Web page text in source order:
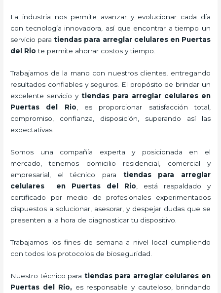
La industria nos permite avanzar y evolucionar cada día
con tecnología innovadora, así que encontrar a tiempo un
servicio paratiendas para arreglar celularesen Puertas
del Rio te permite ahorrar costos y tiempo.
Trabajamos de la mano con nuestros clientes, entregando
resultados confiables y seguros. El propósito de brindar un
excelente servicio ytiendas para arreglar celulares en
Puertas del Rio , es proporcionar satisfacción total,
compromiso, confianza, disposición, superando así las
expectativas.
Somos una compañía experta y posicionada en el
mercado, tenemos domicilio residencial, comercial y
empresarial, el técnico para tiendas para arreglar
celulares en Puertas del Rio , está respaldado y
certificado por medio de profesionales experimentados
dispuestos a solucionar, asesorar, y despejar dudas que se
presenten a la hora de diagnosticar tu dispositivo.
Trabajamos los fines de semana a nivel local cumpliendo
con todos los protocolos de bioseguridad.
Nuestro técnico para tiendas para arreglar celulares en
Puertas del Rio, es responsable y cauteloso, brindando